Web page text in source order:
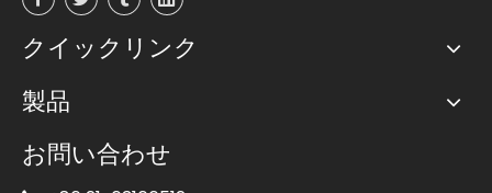
クイックリンク
製品
お問い合わせ